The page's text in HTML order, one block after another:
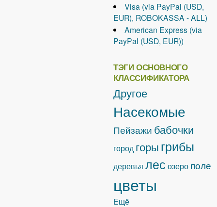
Visa (via PayPal (USD,
EUR), ROBOKASSA - ALL)
American Express (via
PayPal (USD, EUR))
ТЭГИ ОСНОВНОГО
КЛАССИФИКАТОРА
Другое
Насекомые
Пейзажи бабочки
город горыгрибы
деревья лес озеро поле
цветы
Ещё